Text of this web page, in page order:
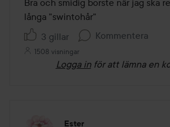
5
Bra och smidig borste när jag ska
långa "swintohår"
3 gillar
Kommentera
1508 visningar
Logga in för att lämna en
Ester